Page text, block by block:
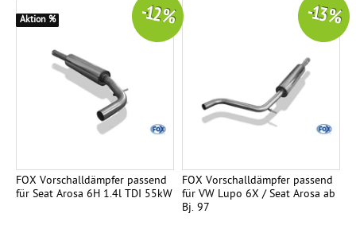
FOX Vorschalldämpfer passend
für Seat Arosa 6H 1.4l TDI 55kW
-12 %
Aktion %
FOX Vorschalldämpfer passend
für VW Lupo 6X / Seat Arosa ab
Bj. 97
-13 %